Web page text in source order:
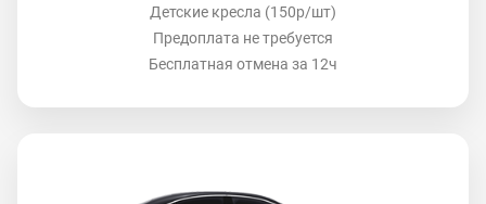
Детские кресла (150р/шт)
Предоплата не требуется
Бесплатная отмена за 12ч